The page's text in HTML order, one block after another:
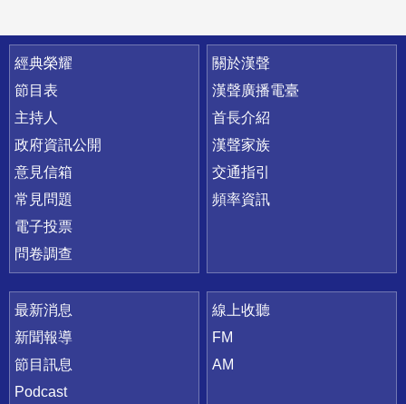
快速連結
經典榮耀
節目表
主持人
政府資訊公開
意見信箱
常見問題
電子投票
問卷調查
關於漢聲
漢聲廣播電臺
首長介紹
漢聲家族
交通指引
頻率資訊
最新消息
新聞報導
節目訊息
Podcast
線上收聽
FM
AM